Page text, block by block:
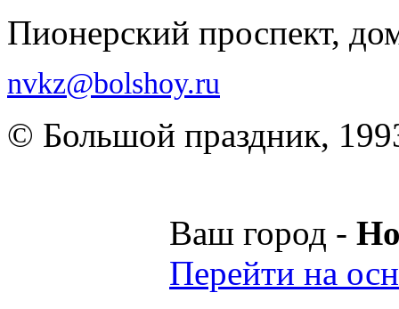
Пионерский проспект,
nvkz@bolshoy.ru
© Большой праздник,
Ваш город -
Перейти на